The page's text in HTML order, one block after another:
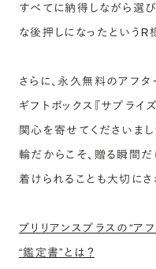
すべてに納得しながら選
な後押しになったというR
さらに、永久無料のアフ
ギフトボックス『サプライ
関心を寄せてくださいま
輪だからこそ、贈る瞬間
着けられることも大切に
ブリリアンスプラスの“ア
“鑑定書”とは？